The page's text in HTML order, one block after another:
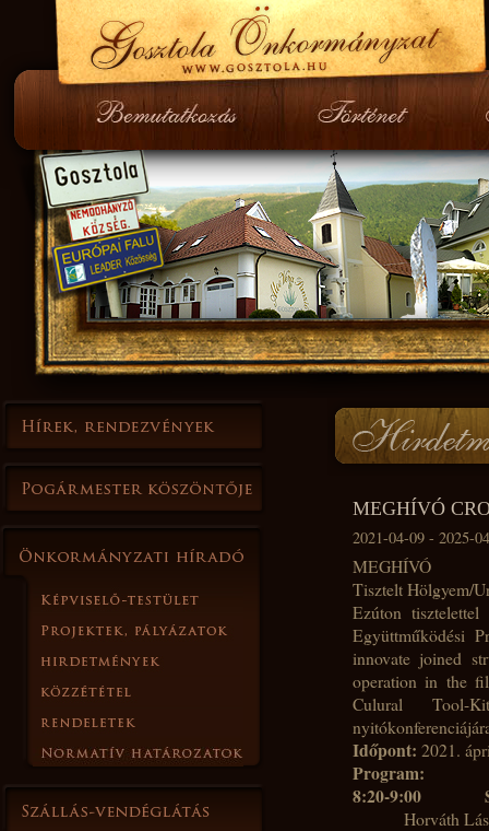
MEGHÍVÓ
2021-04-09 - 2025-
MEGHÍVÓ
Tisztelt Hölgyem/
Ezúton
Együttműködési
innovate joined
operation in the
Culural Tool-
Időpont: 2021.
Program:
8:20-9:00
Horváth